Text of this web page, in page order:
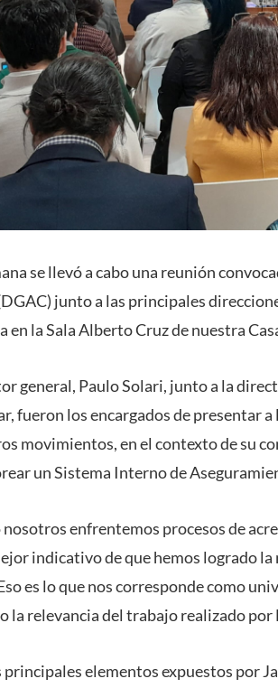
se llevó a cabo una reunión
junto a las principales
en la Sala Alberto Cruz de nuestra
general, Paulo Solari, junto a la
fueron los encargados de presentar
movimientos, en el contexto de su
un Sistema Interno de
nosotros enfrentemos procesos de
indicativo de que hemos logrado
es lo que nos corresponde como
la relevancia del trabajo realizado por
principales elementos expuestos por